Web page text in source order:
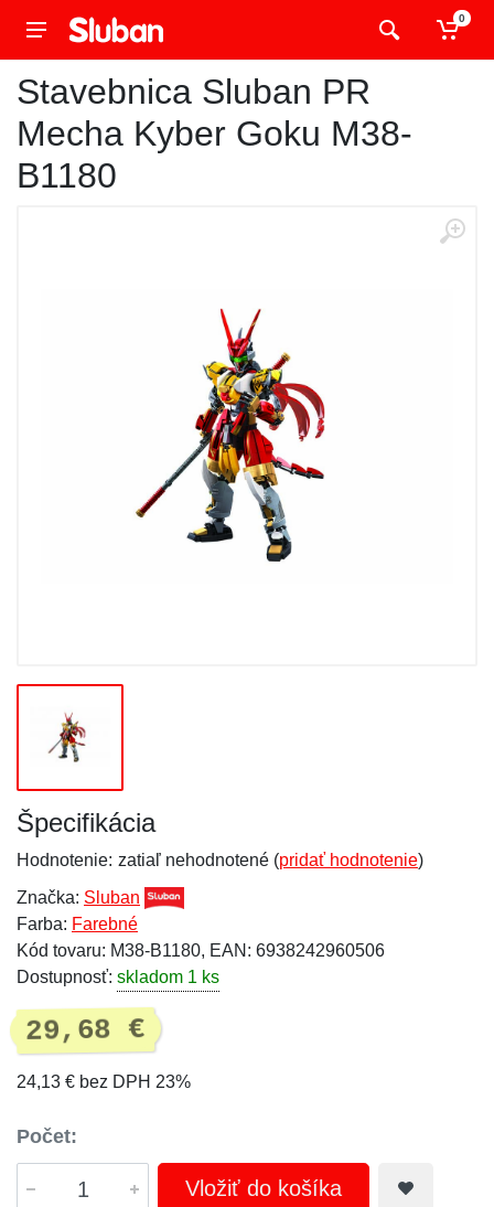
0
Stavebnica Sluban PR
Mecha Kyber Goku M38-
B1180
Špecifikácia
Hodnotenie: zatiaľ nehodnotené (pridať hodnotenie)
Značka: Sluban
Farba: Farebné
Kód tovaru: M38-B1180, EAN: 6938242960506
Dostupnosť: skladom 1 ks
29,68 €
24,13 € bez DPH 23%
Počet:
Vložiť do košíka